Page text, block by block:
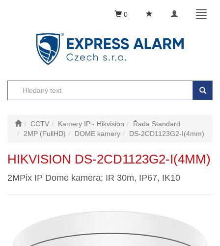
Toggle
0
CCTV Kamery IP - Hikvision
Řada Standard
2MP (FullHD)
DOME kamery DS-2CD1123G2-I(4mm)
HIKVISION DS-2CD1123G2-I(4MM)
2MPix IP Dome kamera; IR 30m, IP67, IK10